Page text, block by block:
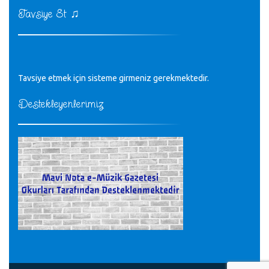
CÜNEYT BALKIZ - 15.11.2022
Tavsiye Et ♫
Tavsiye etmek için sisteme girmeniz gerekmektedir.
Destekleyenlerimiz